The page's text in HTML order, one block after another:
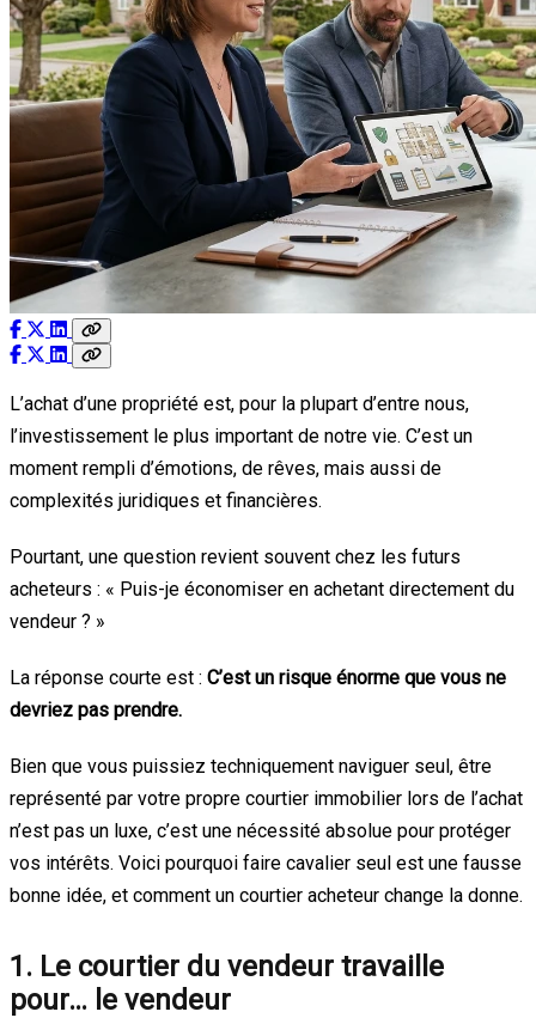
L’achat d’une propriété est, pour la plupart d’entre nous,
l’investissement le plus important de notre vie. C’est un
moment rempli d’émotions, de rêves, mais aussi de
complexités juridiques et financières.
Pourtant, une question revient souvent chez les futurs
acheteurs : « Puis-je économiser en achetant directement du
vendeur ? »
La réponse courte est : C’est un risque énorme que vous ne
devriez pas prendre.
Bien que vous puissiez techniquement naviguer seul, être
représenté par votre propre courtier immobilier lors de l’achat
n’est pas un luxe, c’est une nécessité absolue pour protéger
vos intérêts. Voici pourquoi faire cavalier seul est une fausse
bonne idée, et comment un courtier acheteur change la donne.
1. Le courtier du vendeur travaille
pour… le vendeur